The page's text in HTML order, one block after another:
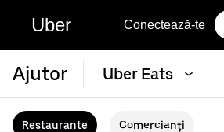
Uber Conectează-te
Ajutor Uber Eats
Restaurante Comercianți